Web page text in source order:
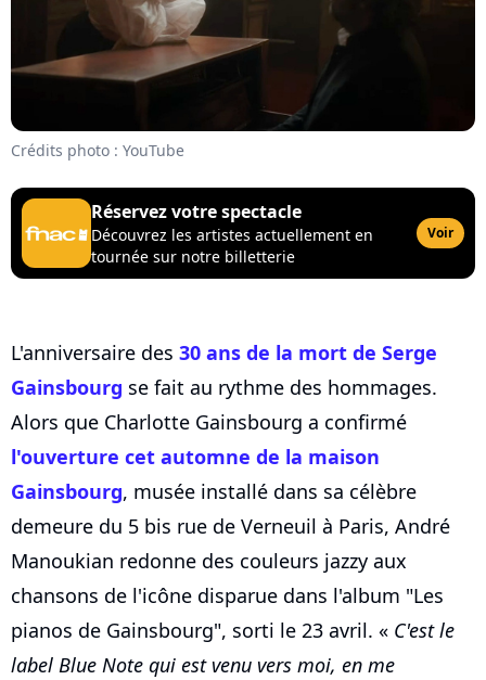
Crédits photo : YouTube
Réservez votre spectacle
Découvrez les artistes actuellement en
tournée sur notre billetterie
Voir
L'anniversaire des 30 ans de la mort de Serge
Gainsbourg se fait au rythme des hommages.
Alors que Charlotte Gainsbourg a confirmé
l'ouverture cet automne de la maison
Gainsbourg, musée installé dans sa célèbre
demeure du 5 bis rue de Verneuil à Paris, André
Manoukian redonne des couleurs jazzy aux
chansons de l'icône disparue dans l'album "Les
pianos de Gainsbourg", sorti le 23 avril. « C'est le
label Blue Note qui est venu vers moi, en me